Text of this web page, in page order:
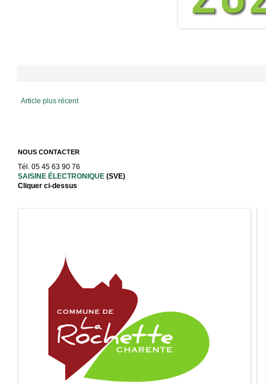
Article plus récent
NOUS CONTACTER
Tél. 05 45 63 90 76
SAISINE ÉLECTRONIQUE (SVE)
Cliquer ci-dessus